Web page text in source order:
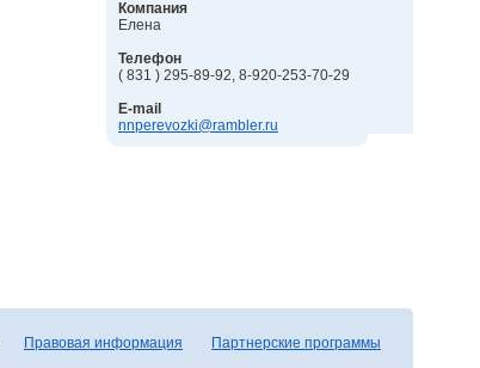
Компания
Елена
Телефон
( 831 ) 295-89-92, 8-920-253-70-29
E-mail
nnperevozki@rambler.ru
Правовая информация Партнерские программы